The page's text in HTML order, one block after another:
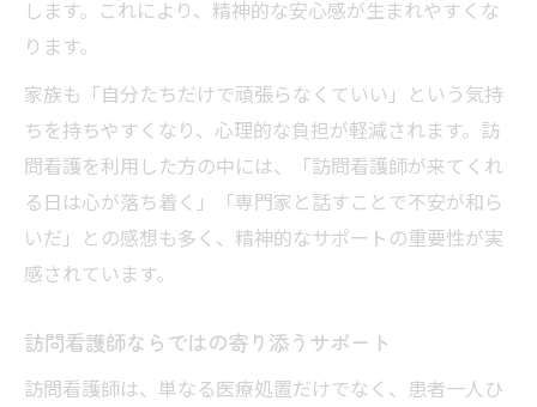
します。これにより、精神的な安心感が生まれやすくな
ります。
家族も「自分たちだけで頑張らなくていい」という気持
ちを持ちやすくなり、心理的な負担が軽減されます。訪
問看護を利用した方の中には、「訪問看護師が来てくれ
る日は心が落ち着く」「専門家と話すことで不安が和ら
いだ」との感想も多く、精神的なサポートの重要性が実
感されています。
訪問看護師ならではの寄り添うサポート
訪問看護師は、単なる医療処置だけでなく、患者一人ひ